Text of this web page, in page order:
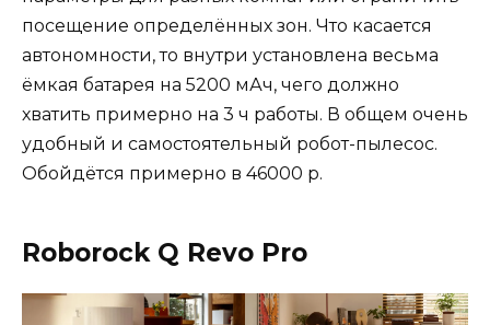
посещение определённых зон. Что касается
автономности, то внутри установлена весьма
ёмкая батарея на 5200 мАч, чего должно
хватить примерно на 3 ч работы. В общем очень
удобный и самостоятельный робот-пылесос.
Обойдётся примерно в 46000 р.
Roborock Q Revo Pro